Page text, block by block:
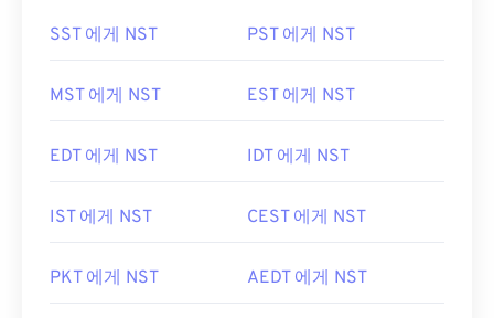
SST 에게 NST PST 에게 NST
MST 에게 NST EST 에게 NST
EDT 에게 NST IDT 에게 NST
IST 에게 NST CEST 에게 NST
PKT 에게 NST AEDT 에게 NST